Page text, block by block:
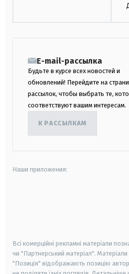
E-mail-рассылка
Будьте в курсе всех новостей и
обновлений! Перейдите на
рассылок, чтобы выбрать те,
соответствуют вашим интересам.
К РАССЫЛКАМ
Наши приложения:
Всі комерційні рекламні матеріали
чи "Партнерський матеріал".
"Позиція" відображають позицію